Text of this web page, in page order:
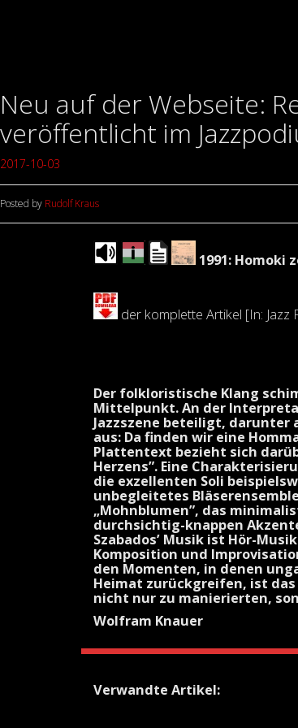
Neu auf der Webseite:
veröffentlicht im
2017-10-03
Posted by Rudolf Kraus
1991: Homoki
der komplette Artikel [In: Jazz
Der folkloristische Klang
Mittelpunkt. An der
Jazzszene beteiligt, darunter
aus: Da finden wir eine
Plattentext bezieht sich
Herzens”. Eine
die exzellenten Soli
unbegleitetes
„Mohnblumen”, das
durchsichtig-knappen
Szabados’ Musik ist Hör-
Komposition und
den Momenten, in denen
Heimat zurückgreifen, ist
nicht nur zu manierierten,
Wolfram Knauer
Verwandte Artikel: